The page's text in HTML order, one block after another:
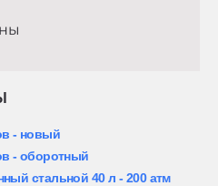
- новый
- оборотный
стальной 40 л - 200 атм